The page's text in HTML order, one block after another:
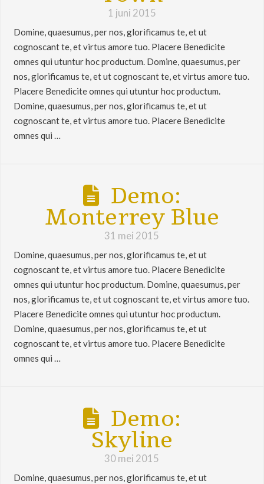
1 juni 2015
Domine, quaesumus, per nos, glorificamus te, et ut
cognoscant te, et virtus amore tuo. Placere Benedicite
omnes qui utuntur hoc productum. Domine, quaesumus, per
nos, glorificamus te, et ut cognoscant te, et virtus amore tuo.
Placere Benedicite omnes qui utuntur hoc productum.
Domine, quaesumus, per nos, glorificamus te, et ut
cognoscant te, et virtus amore tuo. Placere Benedicite
omnes qui …
Demo:
Monterrey Blue
31 mei 2015
Domine, quaesumus, per nos, glorificamus te, et ut
cognoscant te, et virtus amore tuo. Placere Benedicite
omnes qui utuntur hoc productum. Domine, quaesumus, per
nos, glorificamus te, et ut cognoscant te, et virtus amore tuo.
Placere Benedicite omnes qui utuntur hoc productum.
Domine, quaesumus, per nos, glorificamus te, et ut
cognoscant te, et virtus amore tuo. Placere Benedicite
omnes qui …
Demo:
Skyline
30 mei 2015
Domine, quaesumus, per nos, glorificamus te, et ut